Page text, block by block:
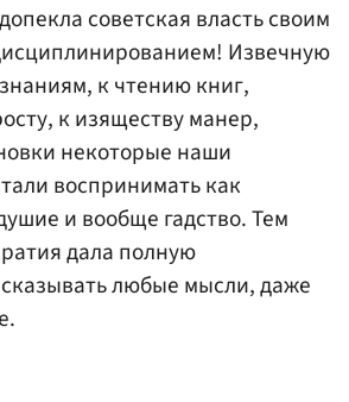
советская власть своим
Извечную
к чтению книг,
к изяществу манер,
некоторые наши
воспринимать как
и вообще гадство. Тем
дала полную
любые мысли, даже